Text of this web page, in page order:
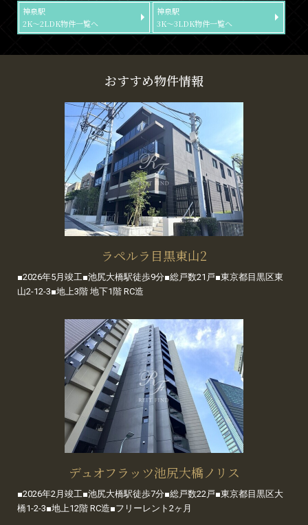
神泉駅
2K～2LDK物件一覧へ
神泉駅
3K～3LDK物件一覧へ
おすすめ物件情報
ラペルラ目黒東山2
■2026年5月竣工■池尻大橋駅徒歩9分■総戸数21戸■東京都目黒区東
山2-12-3■地上3階 地下1階 RC造
デュオフラッツ池尻大橋ノリス
■2026年2月竣工■池尻大橋駅徒歩7分■総戸数22戸■東京都目黒区大
橋1-2-3■地上12階 RC造■フリーレント2ヶ月